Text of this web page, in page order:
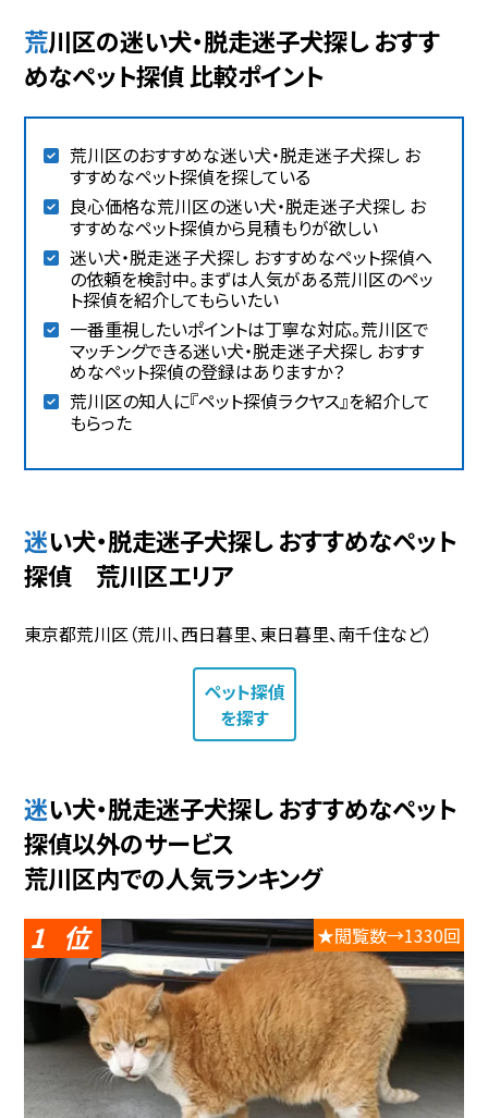
荒川区の迷い犬・脱走迷子犬探し おすす
めなペット探偵 比較ポイント
荒川区のおすすめな迷い犬・脱走迷子犬探し お
すすめなペット探偵を探している
良心価格な荒川区の迷い犬・脱走迷子犬探し お
すすめなペット探偵から見積もりが欲しい
迷い犬・脱走迷子犬探し おすすめなペット探偵へ
の依頼を検討中。まずは人気がある荒川区のペッ
ト探偵を紹介してもらいたい
一番重視したいポイントは丁寧な対応。荒川区で
マッチングできる迷い犬・脱走迷子犬探し おすす
めなペット探偵の登録はありますか？
荒川区の知人に『ペット探偵ラクヤス』を紹介して
もらった
迷い犬・脱走迷子犬探し おすすめなペット
探偵 荒川区エリア
東京都荒川区（荒川、西日暮里、東日暮里、南千住など）
ペット探偵
を探す
迷い犬・脱走迷子犬探し おすすめなペット
探偵以外のサービス
荒川区内での人気ランキング
1 ★閲覧数→1330回